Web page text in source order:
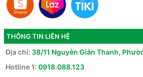
THÔNG TIN LIÊN HỆ
Địa chỉ: 38/11 Nguyễn Giản Thanh,
Hotline 1: 0918.088.123